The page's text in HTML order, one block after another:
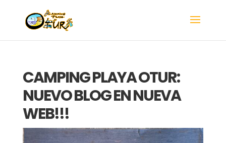
CAMPING PLAYA OTUR:
NUEVO BLOG EN NUEVA
WEB!!!